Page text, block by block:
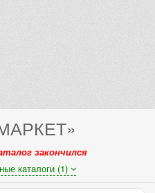
закончился
каталоги (1)